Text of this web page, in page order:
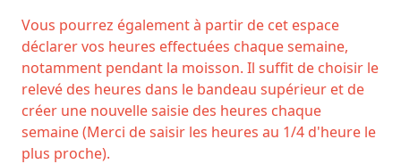
Vous pourrez également à partir de cet espace
déclarer vos heures effectuées chaque semaine,
notamment pendant la moisson. Il suffit de choisir le
relevé des heures dans le bandeau supérieur et de
créer une nouvelle saisie des heures chaque
semaine (Merci de saisir les heures au 1/4 d'heure le
plus proche).